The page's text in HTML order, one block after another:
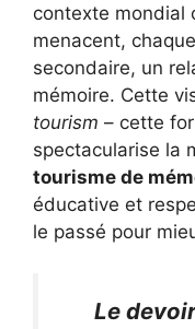
contexte mondial
menacent,
secondaire, un
mémoire. Cette
tourism – cette
spectacularise la
tourisme de
éducative et
le passé pour
Le